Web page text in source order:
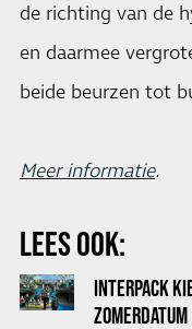
de richting van de
en daarmee
beide beurzen tot
Meer informatie.
LEES OOK:
INTERPACK
ZOMERDATUM